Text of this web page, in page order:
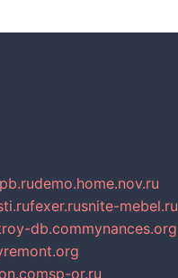
demo.home.nov.ru
fexer.rusnite-mebel.ru
db.commynances.org
sp-or.ru